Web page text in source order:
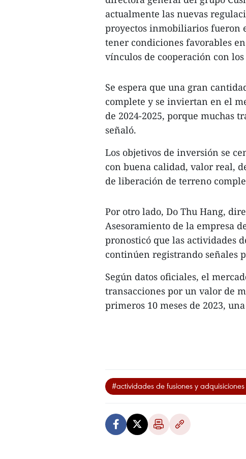
actualmente las nuevas
proyectos inmobiliarios fueron
tener condiciones favorables
vínculos de cooperación con los
Se espera que una gran
complete y se inviertan en el
de 2024-2025, porque muchas
señaló.
Los objetivos de inversión se
con buena calidad, valor real,
de liberación de terreno
Por otro lado, Do Thu Hang,
Asesoramiento de la empresa
pronosticó que las actividades
continúen registrando señales
Según datos oficiales, el
transacciones por un valor de
primeros 10 meses de 2023,
#actividades de fusiones y